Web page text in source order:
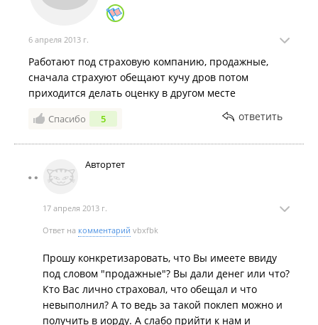
6 апреля 2013 г.
Работают под страховую компанию, продажные,
сначала страхуют обещают кучу дров потом
приходится делать оценку в другом месте
Спасибо 5 ответить
Автортет
17 апреля 2013 г.
Ответ на комментарий vbxfbk
Прошу конкретизаровать, что Вы имеете ввиду
под словом "продажные"? Вы дали денег или что?
Кто Вас лично страховал, что обещал и что
невыполнил? А то ведь за такой поклеп можно и
получить в иорду. А слабо прийти к нам и